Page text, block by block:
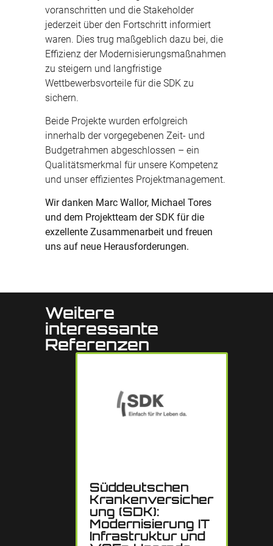
voranschritten und die Stakeholder
jederzeit über den Fortschritt informiert
waren. Dies trug maßgeblich dazu bei, die
Effizienz der Modernisierungsmaßnahmen
zu steigern und langfristige
Wettbewerbsvorteile für die SDK zu
sichern.
Beide Projekte wurden erfolgreich
innerhalb der vorgegebenen Zeit- und
Budgetrahmen abgeschlossen – ein
Qualitätsmerkmal für unsere Kompetenz
und unser effizientes Projektmanagement.
Wir danken Marc Wallor, Michael Tores
und dem Projektteam der SDK für die
exzellente Zusammenarbeit und freuen
uns auf neue Herausforderungen.
Weitere
interessante
Referenzen
Süddeutschen
Krankenversicher
ung (SDK):
Modernisierung IT
Infrastruktur und